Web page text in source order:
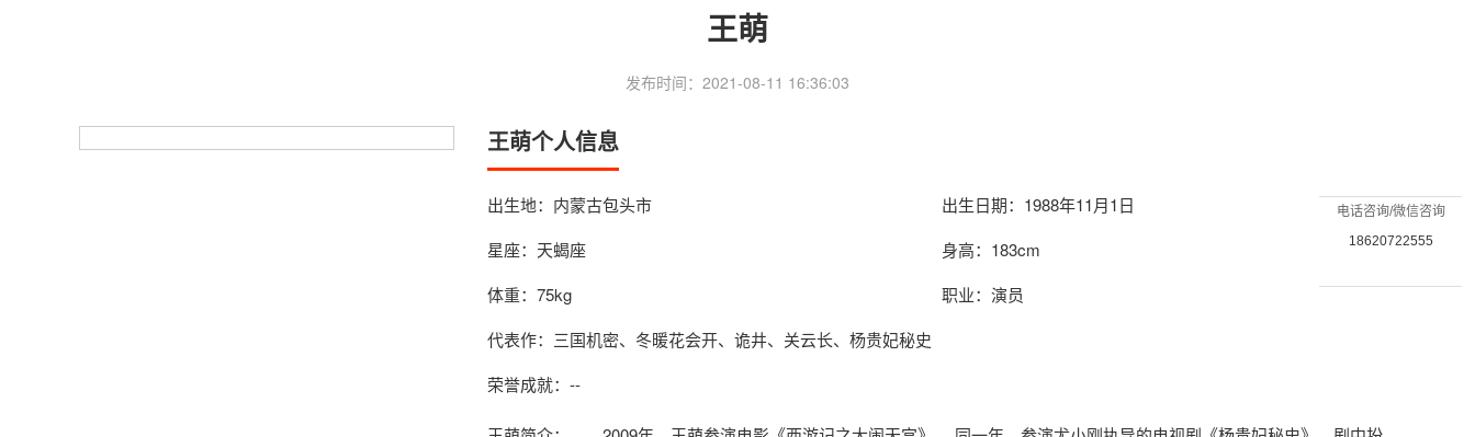
王萌
发布时间：2021-08-11 16:36:03
王萌个人信息
出生地：内蒙古包头市
出生日期：1988年11月1日
星座：天蝎座
身高：183cm
体重：75kg
职业：演员
代表作：三国机密、冬暖花会开、诡井、关云长、杨贵妃秘史
荣誉成就：--
电话咨询/微信咨询
18620722555